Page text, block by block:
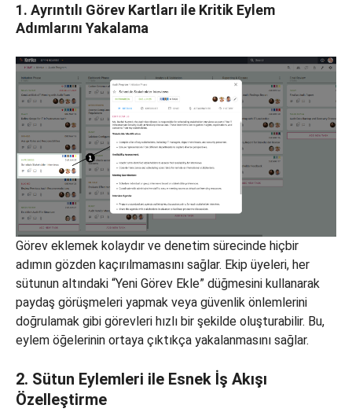
1. Ayrıntılı Görev Kartları ile Kritik Eylem
Adımlarını Yakalama
Görev eklemek kolaydır ve denetim sürecinde hiçbir
adımın gözden kaçırılmamasını sağlar. Ekip üyeleri, her
sütunun altındaki “Yeni Görev Ekle” düğmesini kullanarak
paydaş görüşmeleri yapmak veya güvenlik önlemlerini
doğrulamak gibi görevleri hızlı bir şekilde oluşturabilir. Bu,
eylem öğelerinin ortaya çıktıkça yakalanmasını sağlar.
2. Sütun Eylemleri ile Esnek İş Akışı
Özelleştirme